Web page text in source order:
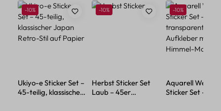
Produktgalerie überspringen
Rabatt
-10%
Ukiyo-e Sticker Set –
45-teilig, klassischer
Rabatt
-10%
Herbst Sticker Set
Laub – 45er
Rabatt
-10%
Aquarell Wetter
Sticker Set – 50